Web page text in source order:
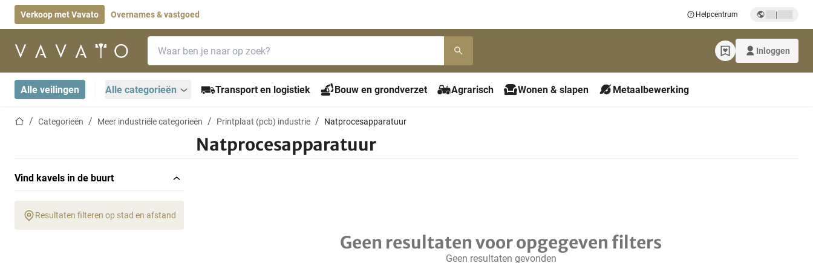
Verkoop met Vavato Overnames & vastgoed Helpcentrum |
Startpagina Inloggen
Alle veilingen Alle categorieën Transport en logistiek Bouw en grondverzet Agrarisch Wonen & slapen Metaalbewerking
StartpaginaCategorieën Meer industriële categorieën Printplaat (pcb) industrie Natprocesapparatuur
Natprocesapparatuur
Vind kavels in de buurt
Resultaten filteren op stad en afstand
Geen resultaten voor opgegeven filters
Geen resultaten gevonden